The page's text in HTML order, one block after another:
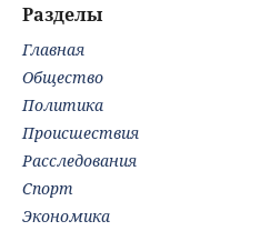
Разделы
Главная
Общество
Политика
Происшествия
Расследования
Спорт
Экономика